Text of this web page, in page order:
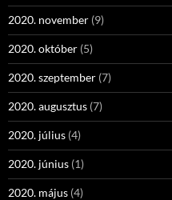
2020. november (9)
2020. október (5)
2020. szeptember (7)
2020. augusztus (7)
2020. július (4)
2020. június (1)
2020. május (4)